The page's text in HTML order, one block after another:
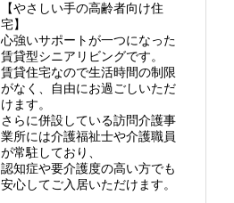
【やさしい手の高齢者向け住
宅】
心強いサポートが一つになった
賃貸型シニアリビングです。
賃貸住宅なので生活時間の制限
がなく、自由にお過ごしいただ
けます。
さらに併設している訪問介護事
業所には介護福祉士や介護職員
が常駐しており、
認知症や要介護度の高い方でも
安心してご入居いただけます。